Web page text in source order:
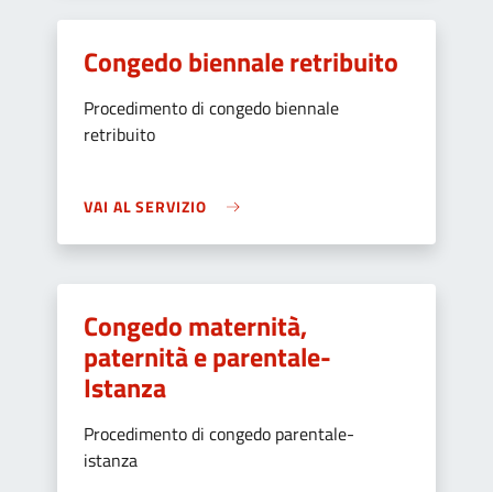
Congedo biennale retribuito
Procedimento di congedo biennale
retribuito
VAI AL SERVIZIO
Congedo maternità,
paternità e parentale-
Istanza
Procedimento di congedo parentale-
istanza